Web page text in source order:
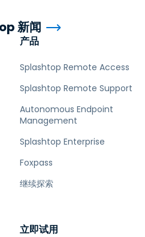
产品
Splashtop Remote Access
Splashtop Remote Support
Autonomous Endpoint
Management
Splashtop Enterprise
Foxpass
继续探索
立即试用
新闻